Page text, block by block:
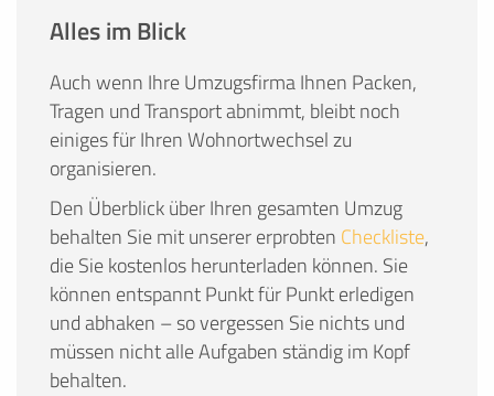
Alles im Blick
Auch wenn Ihre Umzugsfirma Ihnen Packen,
Tragen und Transport abnimmt, bleibt noch
einiges für Ihren Wohnortwechsel zu
organisieren.
Den Überblick über Ihren gesamten Umzug
behalten Sie mit unserer erprobten Checkliste,
die Sie kostenlos herunterladen können. Sie
können entspannt Punkt für Punkt erledigen
und abhaken – so vergessen Sie nichts und
müssen nicht alle Aufgaben ständig im Kopf
behalten.